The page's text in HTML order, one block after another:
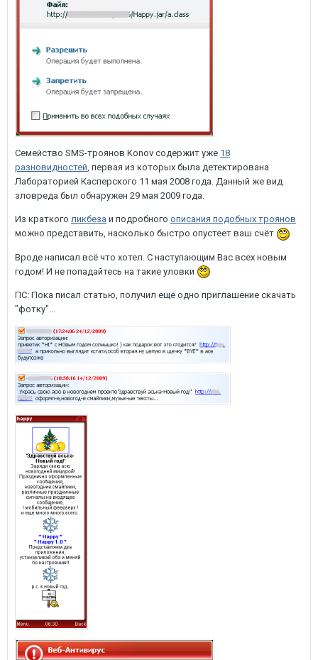
Семейство SMS-троянов Konov содержит уже 18
разновидностей, первая из которых была детектирована
Лабораторией Касперского 11 мая 2008 года. Данный же вид
зловреда был обнаружен 29 мая 2009 года.
Из краткого ликбеза и подробного описания подобных троянов
можно представить, насколько быстро опустеет ваш счёт
Вроде написал всё что хотел. С наступающим Вас всех новым
годом! И не попадайтесь на такие уловки
ПС: Пока писал статью, получил ещё одно приглашение скачать
"фотку"...